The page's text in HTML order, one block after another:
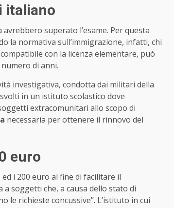
italiano
superato l’esame. Per questa
la normativa sull’immigrazione, infatti, chi
con la licenza elementare, può
di anni.
investigativa, condotta dai militari della
in un istituto scolastico dove
extracomunitari allo scopo di
necessaria per ottenere il rinnovo del
euro
i 200 euro al fine di facilitare il
soggetti che, a causa dello stato di
le richieste concussive”. L’istituto in cui